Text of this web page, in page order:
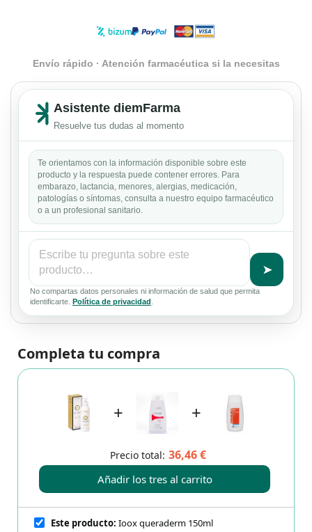
Envío rápido · Atención farmacéutica si la necesitas
Asistente diemFarma
Resuelve tus dudas al momento
Te orientamos con la información disponible sobre este
producto y la respuesta puede contener errores. Para
embarazo, lactancia, menores, alergias, medicación,
patologías o síntomas, consulta a nuestro equipo farmacéutico
o a un profesional sanitario.
➤
No compartas datos personales ni información de salud que permita
identificarte.
Política de privacidad
Completa tu compra
+ +
Precio total: 36,46 €
Añadir los tres al carrito
Este producto: Ioox queraderm 150ml